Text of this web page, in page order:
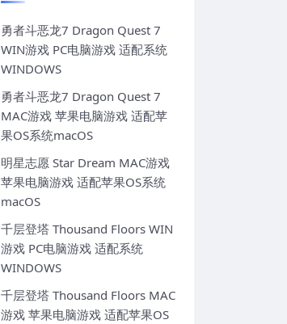
勇者斗恶龙7 Dragon Quest 7
WIN游戏 PC电脑游戏 适配系统
WINDOWS
勇者斗恶龙7 Dragon Quest 7
MAC游戏 苹果电脑游戏 适配苹
果OS系统macOS
明星志愿 Star Dream MAC游戏
苹果电脑游戏 适配苹果OS系统
macOS
千层登塔 Thousand Floors WIN
游戏 PC电脑游戏 适配系统
WINDOWS
千层登塔 Thousand Floors MAC
游戏 苹果电脑游戏 适配苹果OS